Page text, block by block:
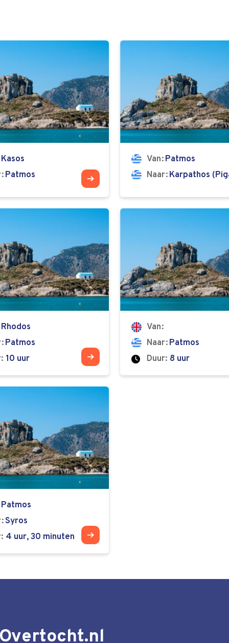
Kasos
Patmos
Van
Patmos
Naar
Karpathos
Rhodos
Patmos
10 uur
Van
Naar
Patmos
Duur: 8 uur
Patmos
Syros
4 uur, 30 minuten